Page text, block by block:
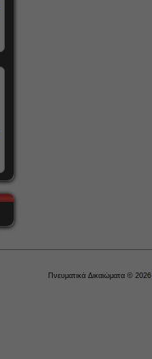
Πνευματικά Δικαιώματα © 2026